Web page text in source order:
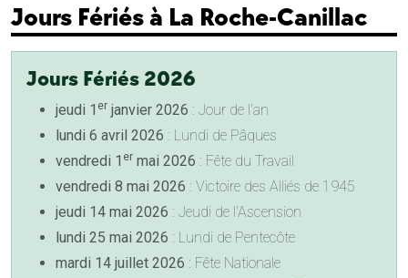
Jours Fériés à La Roche-Canillac
Jours Fériés 2026
jeudi 1 er janvier 2026 : Jour de l'an
lundi 6 avril 2026 : Lundi de Pâques
vendredi 1 er mai 2026 : Fête du Travail
vendredi 8 mai 2026 : Victoire des Alliés de 1945
jeudi 14 mai 2026 : Jeudi de l'Ascension
lundi 25 mai 2026 : Lundi de Pentecôte
mardi 14 juillet 2026 : Fête Nationale